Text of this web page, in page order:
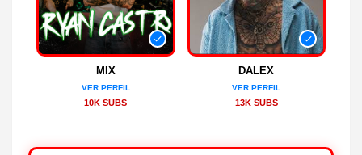
MIX
VER PERFIL
10K SUBS
DALEX
VER PERFIL
13K SUBS